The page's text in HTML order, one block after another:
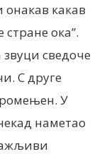
онакав какав
стране ока”.
сведоче
С друге
У
наметао